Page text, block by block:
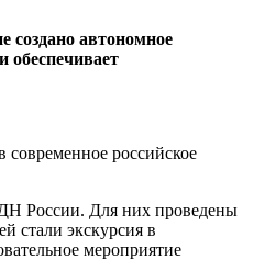
создано автономное
российское
России. Для них проведены
стали экскурсия в
мероприятие